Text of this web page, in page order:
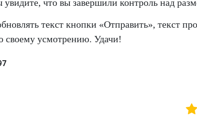
увидите, что вы завершили контроль над
текст кнопки «Отправить», текст
своему усмотрению. Удачи!